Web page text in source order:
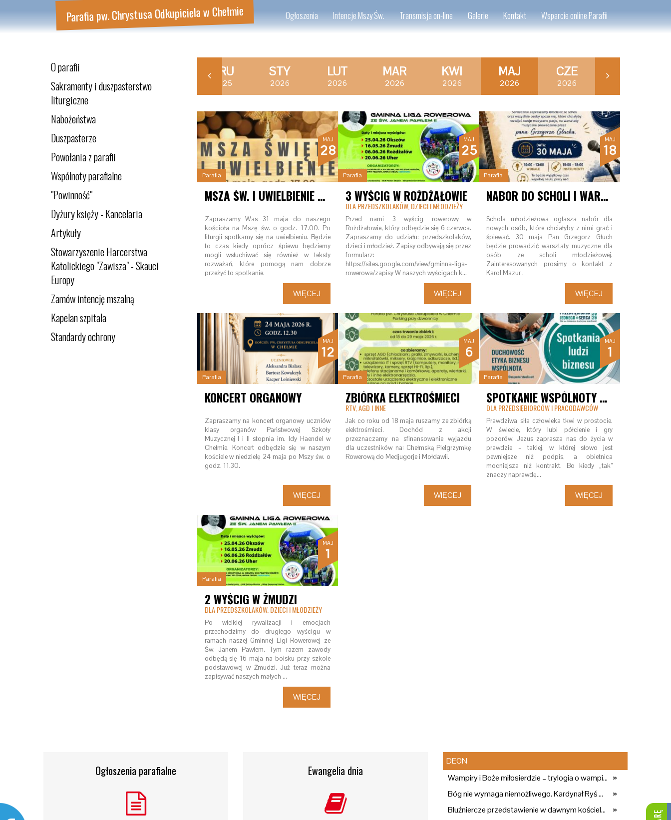
Parafia pw. Chrystusa Odkupiciela w Chełmie Ogłoszenia Intencje Mszy Św. Transmisja on-line Galerie Kontakt Wsparcie online Parafii
O parafii
Sakramenty i duszpasterstwo
liturgiczne
Nabożeństwa
Duszpasterze
Powołania z parafii
Wspólnoty parafialne
"Powinność"
Dyżury księży - Kancelaria
Artykuły
Stowarzyszenie Harcerstwa
Katolickiego "Zawisza" - Skauci
Europy
Zamów intencję mszalną
Kapelan szpitala
Standardy ochrony
WRZ
2025 2025
GRU
2025
STY
2026
LUT
2026
MAR
2026
KWI
2026
MAJ
2026
CZE
2026
MAJ
28
Parafia
MSZA ŚW. I UWIELBIENIE PRZY NAJŚWIĘTSZYM SAKRAMENCIE
Zapraszamy Was 31 maja do naszego
kościoła na Mszę św. o godz. 17.00. Po
liturgii spotkamy się na uwielbieniu. Będzie
to czas kiedy oprócz śpiewu będziemy
mogli wsłuchiwać się również w teksty
rozważań, które pomogą nam dobrze
przeżyć to spotkanie.
WIĘCEJ
MAJ
25
Parafia
3 WYŚCIG W ROŻDŻAŁOWIE
DLA PRZEDSZKOLAKÓW, DZIECI I MŁODZIEŻY
Przed nami 3 wyścig rowerowy w
Rożdżałowie, który odbędzie się 6 czerwca.
Zapraszamy do udziału: przedszkolaków,
dzieci i młodzież. Zapisy odbywają się przez
formularz:
https://sites.google.com/view/gminna-liga-
rowerowa/zapisy W naszych wyścigach k…
WIĘCEJ
MAJ
18
Parafia
NABÓR DO SCHOLI I WARSZTATY MUZYCZNE
Schola młodzieżowa ogłasza nabór dla
nowych osób, które chciałyby z nimi grać i
śpiewać. 30 maja Pan Grzegorz Głuch
będzie prowadzić warsztaty muzyczne dla
osób ze scholi młodzieżowej.
Zainteresowanych prosimy o kontakt z
Karol Mazur .
WIĘCEJ
MAJ
12
Parafia
KONCERT ORGANOWY
Zapraszamy na koncert organowy uczniów
klasy organów Państwowej Szkoły
Muzycznej I i II stopnia im. Idy Haendel w
Chełmie. Koncert odbędzie się w naszym
kościele w niedzielę 24 maja po Mszy św. o
godz. 11.30.
WIĘCEJ
MAJ
6
Parafia
ZBIÓRKA ELEKTROŚMIECI
RTV, AGD I INNE
Jak co roku od 18 maja ruszamy ze zbiórką
elektrośmieci. Dochód z akcji
przeznaczamy na sfinansowanie wyjazdu
dla uczestników na: Chełmską Pielgrzymkę
Rowerową do Medjugorje i Mołdawii.
WIĘCEJ
MAJ
1
Parafia
SPOTKANIE WSPÓLNOTY TALENT
DLA PRZEDSIĘBIORCÓW I PRACODAWCÓW
Prawdziwa siła człowieka tkwi w prostocie.
W świecie, który lubi półcienie i gry
pozorów, Jezus zaprasza nas do życia w
prawdzie – takiej, w której słowo jest
pewniejsze niż podpis, a obietnica
mocniejsza niż kontrakt. Bo kiedy „tak”
znaczy naprawdę…
WIĘCEJ
MAJ
1
Parafia
2 WYŚCIG W ŻMUDZI
DLA PRZEDSZKOLAKÓW, DZIECI I MŁODZIEŻY
Po wielkiej rywalizacji i emocjach
przechodzimy do drugiego wyścigu w
ramach naszej Gminnej Ligi Rowerowej ze
Św. Janem Pawłem. Tym razem zawody
odbędą się 16 maja na boisku przy szkole
podstawowej w Żmudzi. Już teraz można
zapisywać naszych małych …
WIĘCEJ
Ogłoszenia parafialne Ewangelia dnia
DEON
»
Wampiry i Boże miłosierdzie – trylogia o wampirach i łasce
»
Bóg nie wymaga niemożliwego. Kardynał Ryś wyjaśnia dlaczego
»
Bluźniercze przedstawienie w dawnym kościele. Arcybiskup stanowczo reaguje